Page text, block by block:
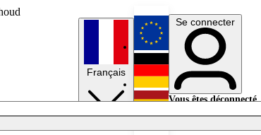
Français
English
Deutsch
Se connecter
Vous êtes déconnecté.